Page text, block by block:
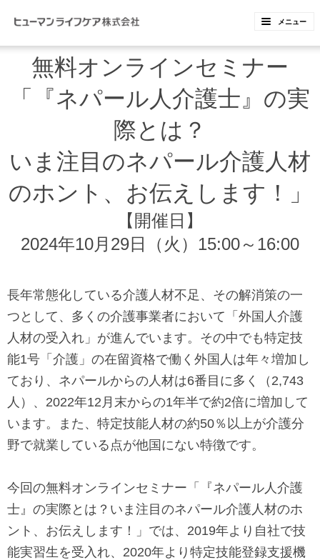
す
た
ン
ク
で
す
サ
イ
ト
内
通
メ
ニ
ュ
メニュー
無料オンラインセミナー
「『ネパール人介護士』の実
際とは？
いま注目のネパール介護人材
のホント、お伝えします！」
【開催日】
2024年10月29日（火）15:00～16:00
長年常態化している介護人材不足、その解消策の一
つとして、多くの介護事業者において「外国人介護
人材の受入れ」が進んでいます。その中でも特定技
能1号「介護」の在留資格で働く外国人は年々増加し
ており、ネパールからの人材は6番目に多く（2,743
人）、2022年12月末からの1年半で約2倍に増加して
います。また、特定技能人材の約50％以上が介護分
野で就業している点が他国にない特徴です。
今回の無料オンラインセミナー「『ネパール人介護
士』の実際とは？いま注目のネパール介護人材のホ
ント、お伝えします！」では、2019年より自社で技
能実習生を受入れ、2020年より特定技能登録支援機
で
ヘ
情
報
に
戻
り
ま
す
ペ
ジ
の
先
頭